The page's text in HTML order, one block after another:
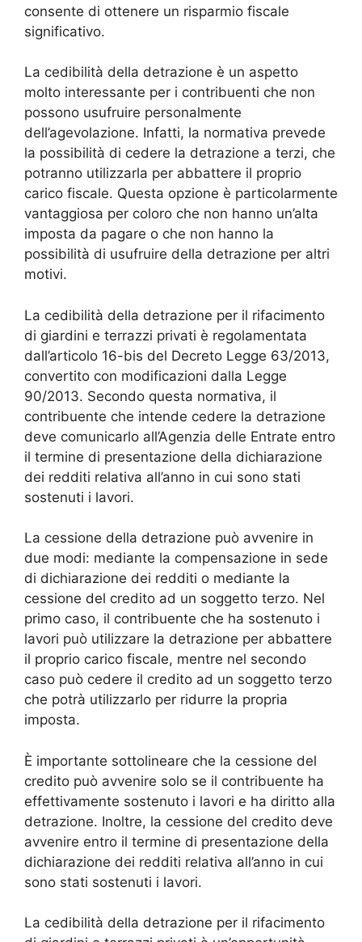
consente di ottenere un risparmio fiscale
significativo.
La cedibilità della detrazione è un aspetto
molto interessante per i contribuenti che non
possono usufruire personalmente
dell’agevolazione. Infatti, la normativa prevede
la possibilità di cedere la detrazione a terzi, che
potranno utilizzarla per abbattere il proprio
carico fiscale. Questa opzione è particolarmente
vantaggiosa per coloro che non hanno un’alta
imposta da pagare o che non hanno la
possibilità di usufruire della detrazione per altri
motivi.
La cedibilità della detrazione per il rifacimento
di giardini e terrazzi privati è regolamentata
dall’articolo 16-bis del Decreto Legge 63/2013,
convertito con modificazioni dalla Legge
90/2013. Secondo questa normativa, il
contribuente che intende cedere la detrazione
deve comunicarlo all’Agenzia delle Entrate entro
il termine di presentazione della dichiarazione
dei redditi relativa all’anno in cui sono stati
sostenuti i lavori.
La cessione della detrazione può avvenire in
due modi: mediante la compensazione in sede
di dichiarazione dei redditi o mediante la
cessione del credito ad un soggetto terzo. Nel
primo caso, il contribuente che ha sostenuto i
lavori può utilizzare la detrazione per abbattere
il proprio carico fiscale, mentre nel secondo
caso può cedere il credito ad un soggetto terzo
che potrà utilizzarlo per ridurre la propria
imposta.
È importante sottolineare che la cessione del
credito può avvenire solo se il contribuente ha
effettivamente sostenuto i lavori e ha diritto alla
detrazione. Inoltre, la cessione del credito deve
avvenire entro il termine di presentazione della
dichiarazione dei redditi relativa all’anno in cui
sono stati sostenuti i lavori.
La cedibilità della detrazione per il rifacimento